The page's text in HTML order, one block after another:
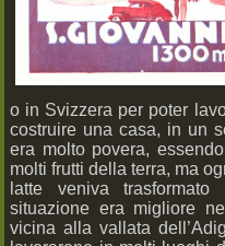
o in Svizzera per poter
costruire una casa, in un
era molto povera,
molti frutti della terra, ma
latte veniva
situazione era migliore
vicina alla vallata